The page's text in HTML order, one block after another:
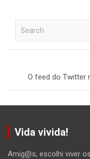
O feed do Twitter
Vida vivida!
Amig@s, escolhi viver